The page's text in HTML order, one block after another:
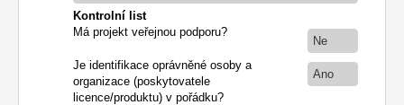
Kontrolní list
Má projekt veřejnou podporu?
Ne
Je identifikace oprávněné osoby a
organizace (poskytovatele
licence/produktu) v pořádku?
Ano